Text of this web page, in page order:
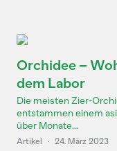
Orchidee –
dem Labor
Die meisten Zier-
entstammen einem
über Monate...
Artikel · 24. März 2023